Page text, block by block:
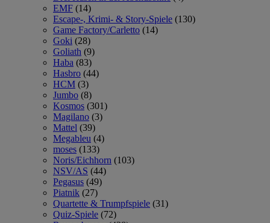
EMF (14)
Escape-, Krimi- & Story-Spiele (130)
Game Factory/Carletto (14)
Goki (28)
Goliath (9)
Haba (83)
Hasbro (44)
HCM (3)
Jumbo (8)
Kosmos (301)
Magilano (3)
Mattel (39)
Megableu (4)
moses (133)
Noris/Eichhorn (103)
NSV/AS (44)
Pegasus (49)
Piatnik (27)
Quartette & Trumpfspiele (31)
Quiz-Spiele (72)